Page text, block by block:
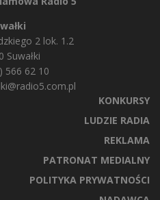
2 lok. 1.2
Suwałki
566 62 10
KONKURSY
LUDZIE RADIA
REKLAMA
PATRONAT MEDIALNY
POLITYKA PRYWATNOŚCI